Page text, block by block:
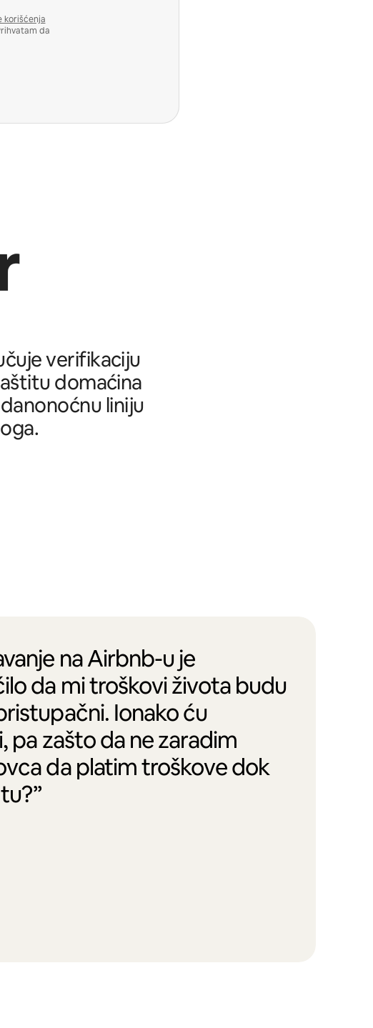
korišćenja
da
verifikaciju
domaćina
liniju
na Airbnb-u je
da mi troškovi života budu
Ionako ću
pa zašto da ne zaradim
da platim troškove dok